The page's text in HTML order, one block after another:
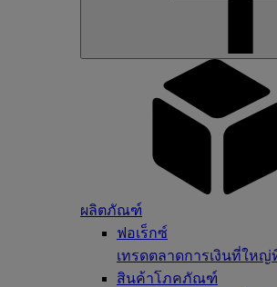
ผลิตภัณฑ์
ฟอเร็กซ์
เทรดตลาดการเงินที่ให
สินค้าโภคภัณฑ์